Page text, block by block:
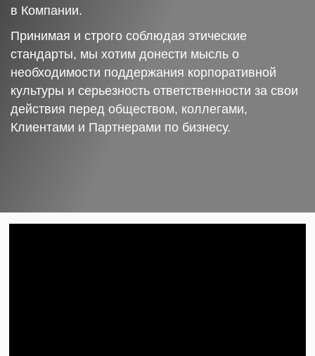
в Компании.
Принимая и строго соблюдая этические
стандарты, мы хотим донести мысль о
необходимости поддержания корпоративной
культуры и серьезность ответственности за свои
действия перед обществом, коллегами,
Клиентами и Партнерами по бизнесу.